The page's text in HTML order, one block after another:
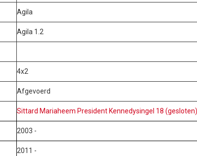
Agila
Agila 1.2
4x2
Afgevoerd
Sittard Mariaheem President Kennedysingel 18 (gesloten)
2003 -
2011 -